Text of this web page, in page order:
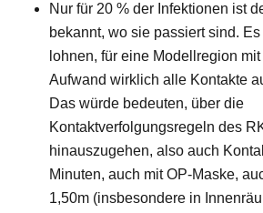
Nur für 20 % der Infektionen ist
bekannt, wo sie passiert sind.
lohnen, für eine Modellregion
Aufwand wirklich alle Kontakte
Das würde bedeuten, über die
Kontaktverfolgungsregeln des
hinauszugehen, also auch
Minuten, auch mit OP-Maske,
1,50m (insbesondere in